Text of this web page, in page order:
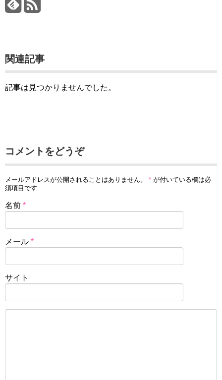
関連記事
記事は見つかりませんでした。
コメントをどうぞ
メールアドレスが公開されることはありません。 * が付いている欄は必
須項目です
名前 *
メール *
サイト